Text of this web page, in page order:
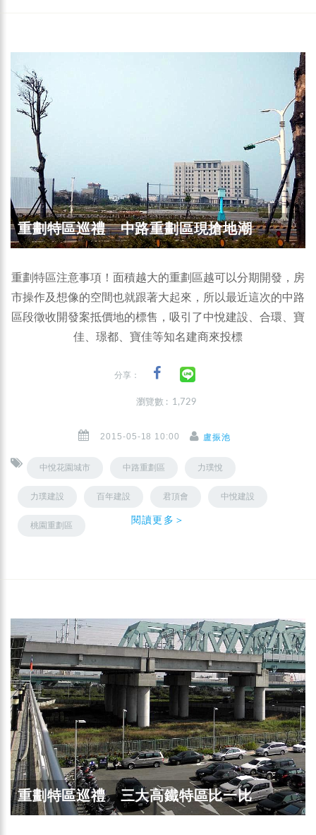
重劃特區巡禮 中路重劃區現搶地潮
重劃特區注意事項！面積越大的重劃區越可以分期開發，房
市操作及想像的空間也就跟著大起來，所以最近這次的中路
區段徵收開發案抵價地的標售，吸引了中悅建設、合環、寶
佳、璟都、寶佳等知名建商來投標
分享：
瀏覽數 : 1,729
2015-05-18 10:00 盧振池
中悅花園城市 中路重劃區 力璞悅
力璞建設 百年建設 君頂會 中悅建設
桃園重劃區 閱讀更多＞
重劃特區巡禮 三大高鐵特區比一比